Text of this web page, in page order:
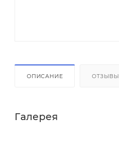
ОПИСАНИЕ ОТЗЫВЫ
Галерея